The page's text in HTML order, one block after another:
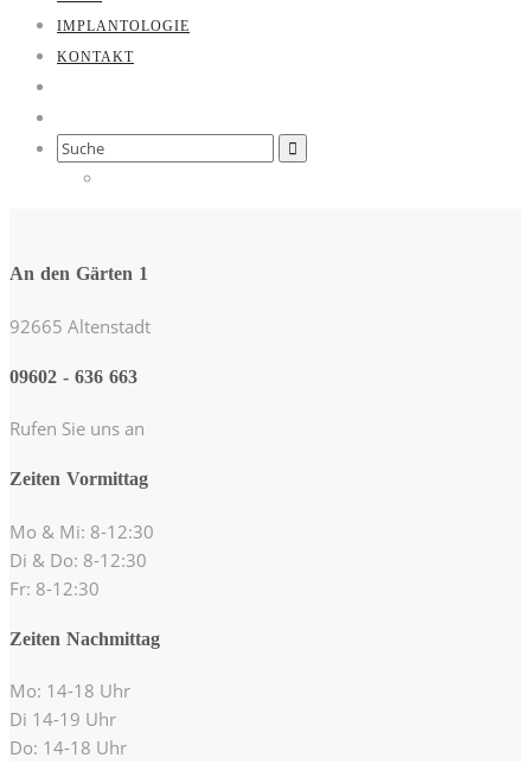
IMPLANTOLOGIE
KONTAKT
Search
for:
An den Gärten 1
92665 Altenstadt
09602 - 636 663
Rufen Sie uns an
Zeiten Vormittag
Mo & Mi: 8-12:30
Di & Do: 8-12:30
Fr: 8-12:30
Zeiten Nachmittag
Mo: 14-18 Uhr
Di 14-19 Uhr
Do: 14-18 Uhr